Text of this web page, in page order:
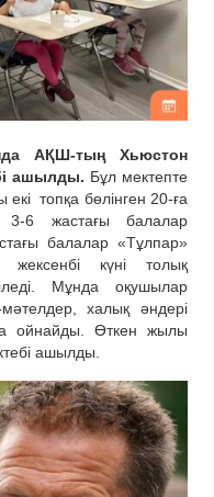
АҚШ-тың Хьюстон
ашылды. Бұл мектепте
екі топқа бөлінген 20-ға
6 жастағы балалар
балалар «Тұлпар»
күні толық
Мұнда оқушылар
халық әндері
ойнайды. Өткен жылы
ашылды.